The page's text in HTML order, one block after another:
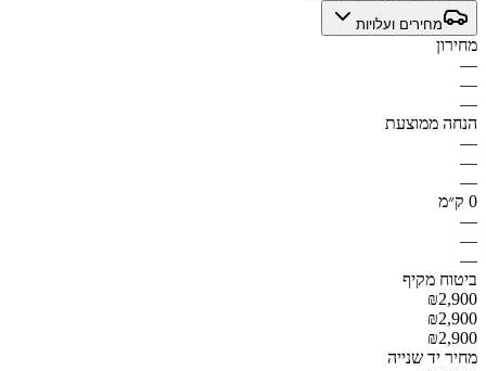
מחירים ועלויות
מחירון
—
—
—
הנחה ממוצעת
—
—
—
0 ק״מ
—
—
—
ביטוח מקיף
₪2,900
₪2,900
₪2,900
מחיר יד שנייה